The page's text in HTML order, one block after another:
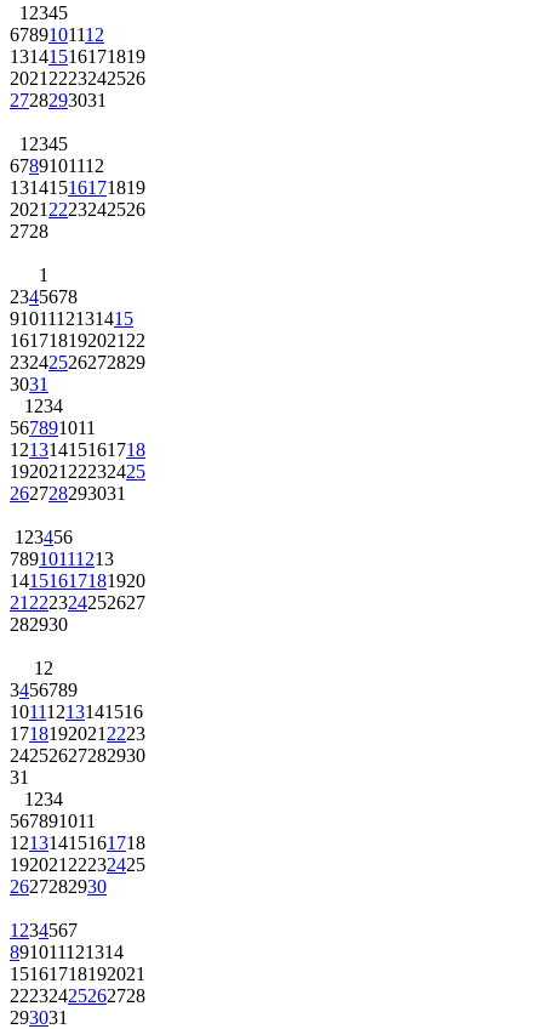
1 2345
6789101112
13141516171819
2021 2223242526
2728293031
1 2345
6789101112
13141516171819
2021 2223242526
2728
1
2345678
9101112131415
161718192021 22
23242526272829
3031
1 234
567891011
12131415161718
192021 22232425
262728293031
1 23456
78910111213
14151617181920
21 222324252627
282930
1 2
3456789
10111213141516
1718192021 2223
24252627282930
31
1 234
567891011
12131415161718
192021 22232425
2627282930
1 234567
891011121314
15161718192021
22232425262728
293031